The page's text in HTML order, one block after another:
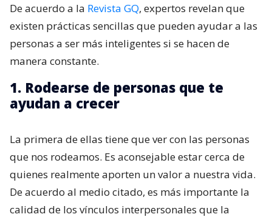
De acuerdo a la Revista GQ, expertos revelan que
existen prácticas sencillas que pueden ayudar a las
personas a ser más inteligentes si se hacen de
manera constante.
1. Rodearse de personas que te
ayudan a crecer
La primera de ellas tiene que ver con las personas
que nos rodeamos. Es aconsejable estar cerca de
quienes realmente aporten un valor a nuestra vida.
De acuerdo al medio citado, es más importante la
calidad de los vínculos interpersonales que la